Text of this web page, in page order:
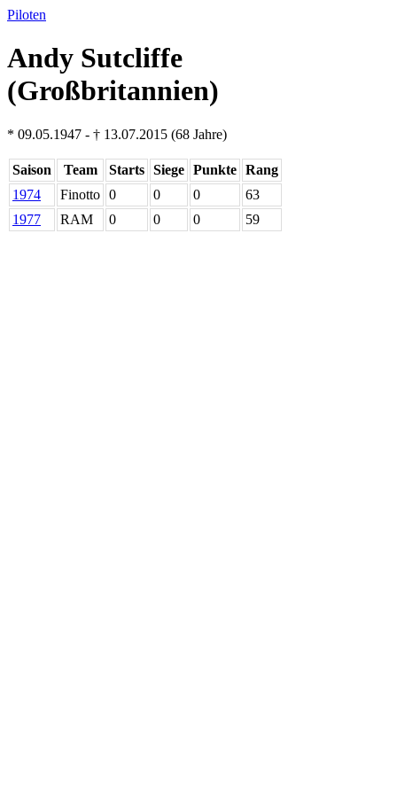
Piloten
Andy Sutcliffe
(Großbritannien)
* 09.05.1947 - † 13.07.2015 (68 Jahre)
Saison Team Starts Siege Punkte Rang
1974
Finotto 0 0 0
63
1977
RAM 0 0 0 59